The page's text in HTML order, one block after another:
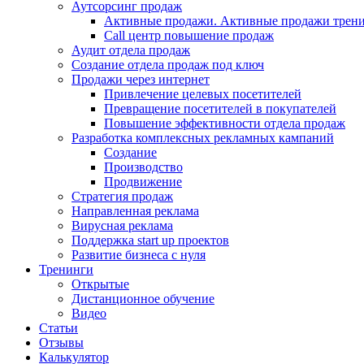
Аутсорсинг продаж
Активные продажи. Активные продажи
Call центр повышение продаж
Аудит отдела продаж
Создание отдела продаж под ключ
Продажи через интернет
Привлечение целевых посетителей
Превращение посетителей в покупателей
Повышение эффективности отдела продаж
Разработка комплексных рекламных кампаний
Создание
Производство
Продвижение
Стратегия продаж
Направленная реклама
Вирусная реклама
Поддержка start up проектов
Развитие бизнеса с нуля
Тренинги
Открытые
Дистанционное обучение
Видео
Статьи
Отзывы
Калькулятор